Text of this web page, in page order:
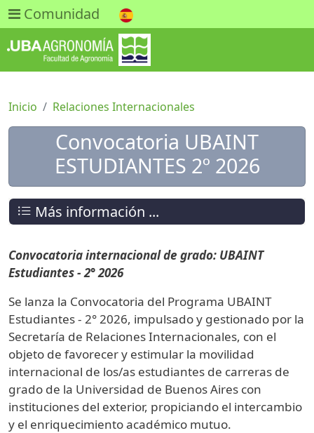
Comunidad
Inicio Relaciones Internacionales
Convocatoria UBAINT
ESTUDIANTES 2º 2026
Convocatoria internacional de grado: UBAINT
Estudiantes - 2° 2026
Se lanza la Convocatoria del Programa UBAINT
Estudiantes - 2° 2026, impulsado y gestionado por la
Secretaría de Relaciones Internacionales, con el
objeto de favorecer y estimular la movilidad
internacional de los/as estudiantes de carreras de
grado de la Universidad de Buenos Aires con
instituciones del exterior, propiciando el intercambio
y el enriquecimiento académico mutuo.
Más información ...